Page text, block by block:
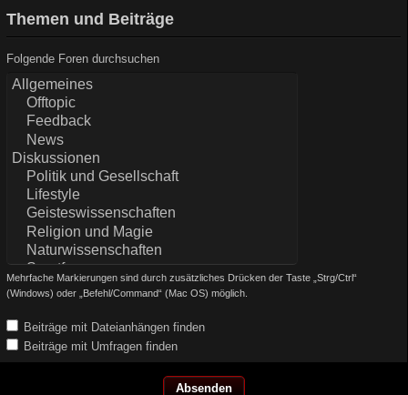
Themen und Beiträge
Folgende Foren durchsuchen
Mehrfache Markierungen sind durch zusätzliches Drücken der Taste „Strg/Ctrl“
(Windows) oder „Befehl/Command“ (Mac OS) möglich.
Beiträge mit Dateianhängen finden
Beiträge mit Umfragen finden